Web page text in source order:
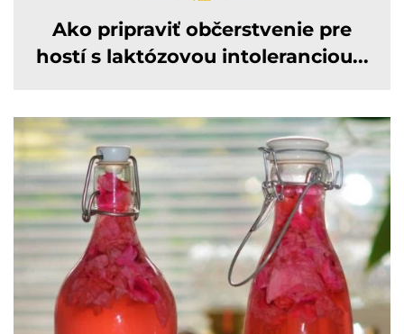
Ako pripraviť občerstvenie pre
hostí s laktózovou intoleranciou...